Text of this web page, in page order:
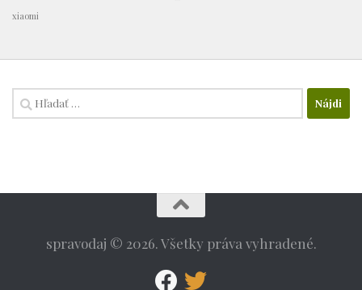
xiaomi
Hľadať:
spravodaj © 2026. Všetky práva vyhradené.